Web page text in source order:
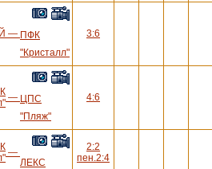
— ПФК
"Кристалл"
3:6
— ЦПС
"Пляж"
4:6
—
ЛЕКС
2:2
пен.2:4